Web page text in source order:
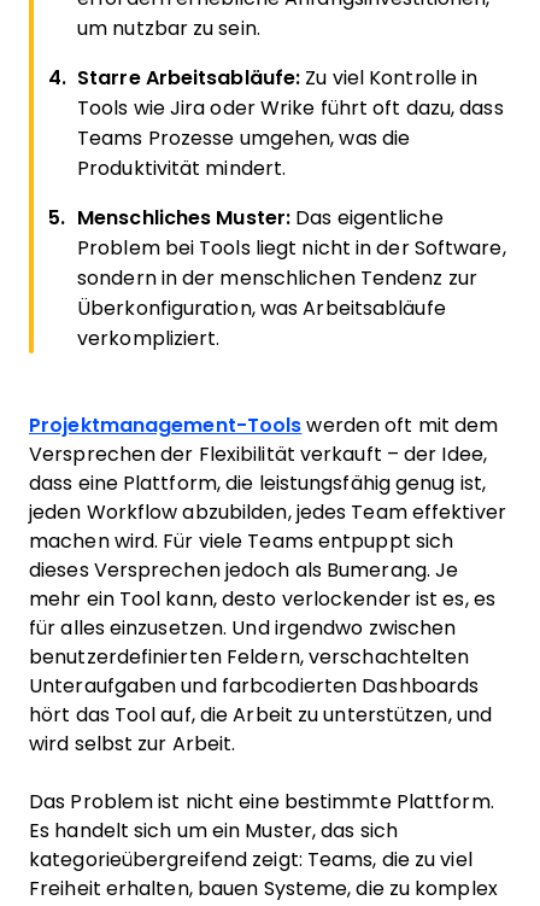
um nutzbar zu sein.
Starre Arbeitsabläufe: Zu viel Kontrolle in
Tools wie Jira oder Wrike führt oft dazu, dass
Teams Prozesse umgehen, was die
Produktivität mindert.
Menschliches Muster: Das eigentliche
Problem bei Tools liegt nicht in der Software,
sondern in der menschlichen Tendenz zur
Überkonfiguration, was Arbeitsabläufe
verkompliziert.
Projektmanagement-Tools werden oft mit dem
Versprechen der Flexibilität verkauft – der Idee,
dass eine Plattform, die leistungsfähig genug ist,
jeden Workflow abzubilden, jedes Team effektiver
machen wird. Für viele Teams entpuppt sich
dieses Versprechen jedoch als Bumerang. Je
mehr ein Tool kann, desto verlockender ist es, es
für alles einzusetzen. Und irgendwo zwischen
benutzerdefinierten Feldern, verschachtelten
Unteraufgaben und farbcodierten Dashboards
hört das Tool auf, die Arbeit zu unterstützen, und
wird selbst zur Arbeit.
Das Problem ist nicht eine bestimmte Plattform.
Es handelt sich um ein Muster, das sich
kategorieübergreifend zeigt: Teams, die zu viel
Freiheit erhalten, bauen Systeme, die zu komplex